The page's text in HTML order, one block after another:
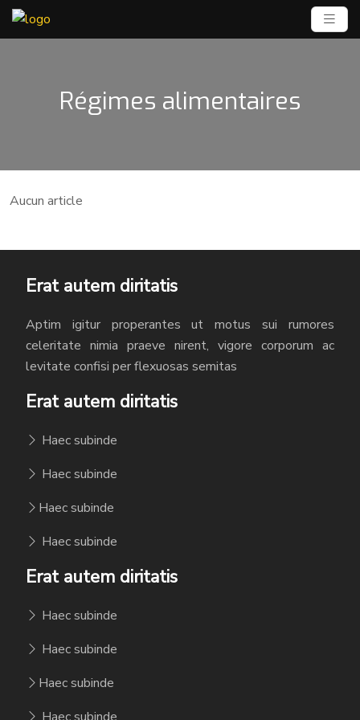
Régimes alimentaires
Aucun article
Erat autem diritatis
Aptim igitur properantes ut motus sui rumores
celeritate nimia praeve nirent, vigore corporum ac
levitate confisi per flexuosas semitas
Erat autem diritatis
Haec subinde
Haec subinde
Haec subinde
Haec subinde
Erat autem diritatis
Haec subinde
Haec subinde
Haec subinde
Haec subinde